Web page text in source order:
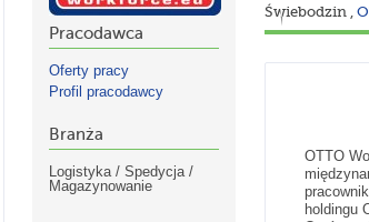
Pracodawca
Oferty pracy
Profil pracodawcy
Branża
Logistyka / Spedycja /
Magazynowanie
Świebodzin,
OTTO
holdingu